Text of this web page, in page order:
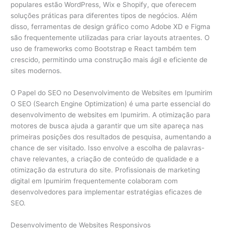
populares estão WordPress, Wix e Shopify, que oferecem
soluções práticas para diferentes tipos de negócios. Além
disso, ferramentas de design gráfico como Adobe XD e Figma
são frequentemente utilizadas para criar layouts atraentes. O
uso de frameworks como Bootstrap e React também tem
crescido, permitindo uma construção mais ágil e eficiente de
sites modernos.
O Papel do SEO no Desenvolvimento de Websites em Ipumirim
O SEO (Search Engine Optimization) é uma parte essencial do
desenvolvimento de websites em Ipumirim. A otimização para
motores de busca ajuda a garantir que um site apareça nas
primeiras posições dos resultados de pesquisa, aumentando a
chance de ser visitado. Isso envolve a escolha de palavras-
chave relevantes, a criação de conteúdo de qualidade e a
otimização da estrutura do site. Profissionais de marketing
digital em Ipumirim frequentemente colaboram com
desenvolvedores para implementar estratégias eficazes de
SEO.
Desenvolvimento de Websites Responsivos